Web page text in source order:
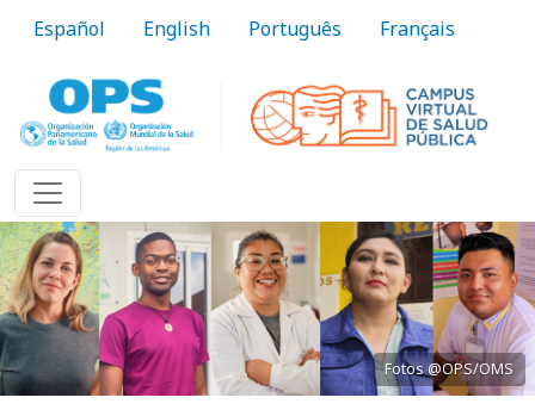
Español English Português Français
Fotos @OPS/OMS